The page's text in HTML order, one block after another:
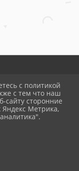
с политикой
с тем что наш
сайту сторонние
Яндекс Метрика,